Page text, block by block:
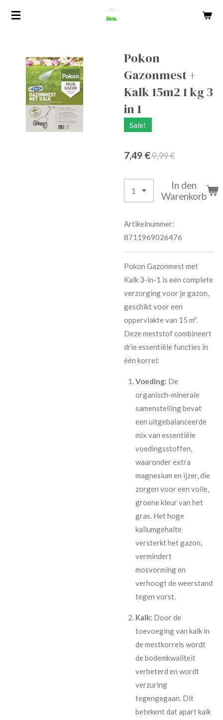
Zum
Pokon
Gazonmest +
Kalk 15m2 1 kg 3
in 1
Sale!
7,49 €9,99 €
In den
Warenkorb
Artikelnummer:
8711969026476
Pokon Gazonmest met
Kalk 3-in-1 is een complete
verzorging voor je gazon,
geschikt voor een
oppervlakte van 15 m².
Deze meststof combineert
drie essentiële functies in
één korrel:
Voeding: De
organisch-minerale
samenstelling bevat
een uitgebalanceerde
mix van essentiële
voedingsstoffen,
waaronder extra
magnesium en ijzer, die
zorgen voor een volle,
groene kleur van het
gras. Het hoge
kaliumgehalte
versterkt het gazon,
vermindert
mosvorming en
verhoogt de weerstand
tegen vorst.
Kalk: Door de
toevoeging van kalk in
de mestkorrels wordt
de bodemkwaliteit
verbeterd en wordt
verzuring
tegengegaan. Dit
betekent dat apart kalk